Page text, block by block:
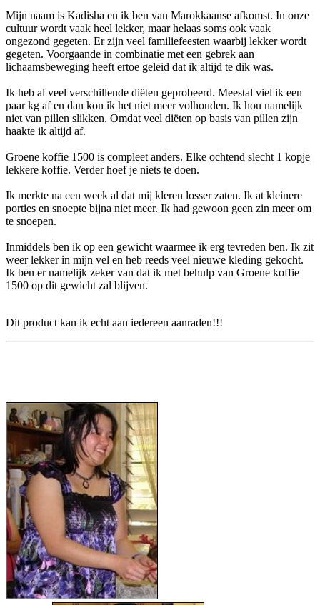
Mijn naam is Kadisha en ik ben van Marokkaanse afkomst. In onze
cultuur wordt vaak heel lekker, maar helaas soms ook vaak
ongezond gegeten. Er zijn veel familiefeesten waarbij lekker wordt
gegeten. Voorgaande in combinatie met een gebrek aan
lichaamsbeweging heeft ertoe geleid dat ik altijd te dik was.
Ik heb al veel verschillende diëten geprobeerd. Meestal viel ik een
paar kg af en dan kon ik het niet meer volhouden. Ik hou namelijk
niet van pillen slikken. Omdat veel diëten op basis van pillen zijn
haakte ik altijd af.
Groene koffie 1500 is compleet anders. Elke ochtend slecht 1 kopje
lekkere koffie. Verder hoef je niets te doen.
Ik merkte na een week al dat mij kleren losser zaten. Ik at kleinere
porties en snoepte bijna niet meer. Ik had gewoon geen zin meer om
te snoepen.
Inmiddels ben ik op een gewicht waarmee ik erg tevreden ben. Ik zit
weer lekker in mijn vel en heb reeds veel nieuwe kleding gekocht.
Ik ben er namelijk zeker van dat ik met behulp van Groene koffie
1500 op dit gewicht zal blijven.
Dit product kan ik echt aan iedereen aanraden!!!